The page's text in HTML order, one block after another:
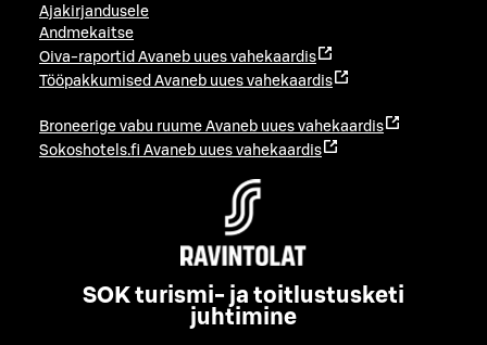
Ajakirjandusele
Andmekaitse
Oiva-raportid Avaneb uues vahekaardis
Tööpakkumised Avaneb uues vahekaardis
Broneerige vabu ruume Avaneb uues vahekaardis
Sokoshotels.fi Avaneb uues vahekaardis
SOK turismi- ja toitlustusketi
juhtimine